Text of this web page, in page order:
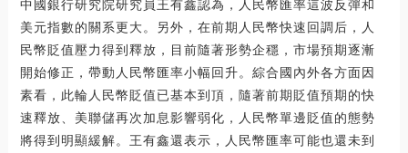
中國銀行研究院研究員王有鑫認為，人民幣匯率這波反彈和
美元指數的關系更大。另外，在前期人民幣快速回調后，人
民幣貶值壓力得到釋放，目前隨著形勢企穩，市場預期逐漸
開始修正，帶動人民幣匯率小幅回升。綜合國內外各方面因
素看，此輪人民幣貶值已基本到頂，隨著前期貶值預期的快
速釋放、美聯儲再次加息影響弱化，人民幣單邊貶值的態勢
將得到明顯緩解。王有鑫還表示，人民幣匯率可能也還未到